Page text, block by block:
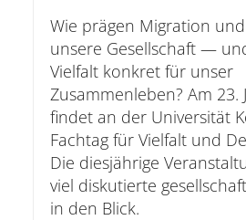
Wie prägen Migration
unsere Gesellschaft —
Vielfalt konkret für unser
Zusammenleben? Am 23.
findet an der Universität
Fachtag für Vielfalt und
Die diesjährige
viel diskutierte
in den Blick.